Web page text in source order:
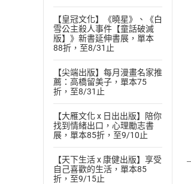
【皇冠文化】《曉星》、《白
雪公主殺人事件【童話破滅
版】》新書延伸書展，單本
88折，至8/31止
【尖端出版】每月漫畫名家推
薦：高橋留美子，單本75
折，至8/31止
【大雁文化 x 日出出版】陪你
找到情緒出口，心理勵志書
展，單本85折，至9/10止
【天下生活 x 康健出版】享受
自己喜歡的生活，單本85
折，至9/15止